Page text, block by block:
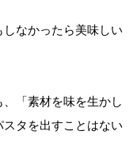
なかったら美味しい
「素材を味を生かし
タを出すことはない